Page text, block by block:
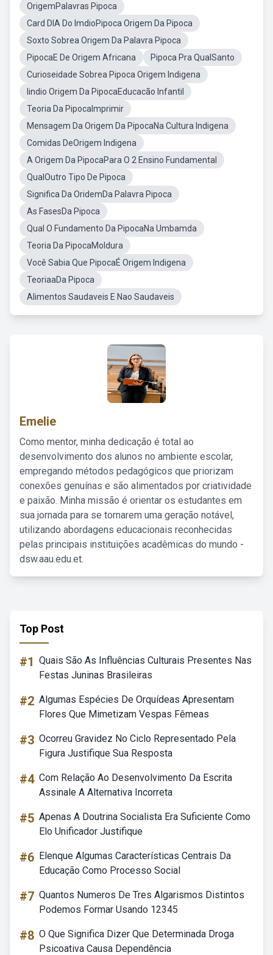
OrigemPalavras Pipoca
Card DIA Do ImdioPipoca Origem Da Pipoca
Soxto Sobrea Origem Da Palavra Pipoca
PipocaE De Origem Africana
Pipoca Pra QualSanto
Curioseidade Sobrea Pipoca Origem Indigena
Iindio Origem Da PipocaEducacão Infantil
Teoria Da PipocaImprimir
Mensagem Da Origem Da PipocaNa Cultura Indigena
Comidas DeOrigem Indigena
A Origem Da PipocaPara O 2 Ensino Fundamental
QualOutro Tipo De Pipoca
Significa Da OridemDa Palavra Pipoca
As FasesDa Pipoca
Qual O Fundamento Da PipocaNa Umbamda
Teoria Da PipocaMoldura
Você Sabia Que PipocaÉ Origem Indigena
TeoriaaDa Pipoca
Alimentos Saudaveis E Nao Saudaveis
Emelie
Como mentor, minha dedicação é total ao
desenvolvimento dos alunos no ambiente escolar,
empregando métodos pedagógicos que priorizam
conexões genuínas e são alimentados por criatividade
e paixão. Minha missão é orientar os estudantes em
sua jornada para se tornarem uma geração notável,
utilizando abordagens educacionais reconhecidas
pelas principais instituições acadêmicas do mundo -
dsw.aau.edu.et.
Top Post
#1 Quais São As Influências Culturais Presentes Nas
Festas Juninas Brasileiras
#2 Algumas Espécies De Orquídeas Apresentam
Flores Que Mimetizam Vespas Fêmeas
#3 Ocorreu Gravidez No Ciclo Representado Pela
Figura Justifique Sua Resposta
#4 Com Relação Ao Desenvolvimento Da Escrita
Assinale A Alternativa Incorreta
#5 Apenas A Doutrina Socialista Era Suficiente Como
Elo Unificador Justifique
#6 Elenque Algumas Características Centrais Da
Educação Como Processo Social
#7 Quantos Numeros De Tres Algarismos Distintos
Podemos Formar Usando 12345
#8 O Que Significa Dizer Que Determinada Droga
Psicoativa Causa Dependência